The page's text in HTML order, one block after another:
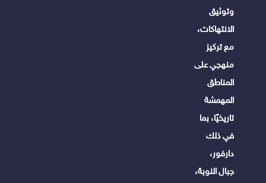
وتوثيق
الانتهاكات،
مع تركيز
منهجي على
المناطق
المهمشة
تاريخيًا، بما
في ذلك
دارفور،
جبال النوبة،